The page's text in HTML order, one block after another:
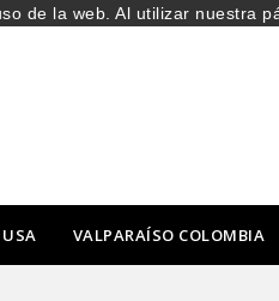
VALPARAÍSO COLOMBIA
de la web. Al utilizar nuestra